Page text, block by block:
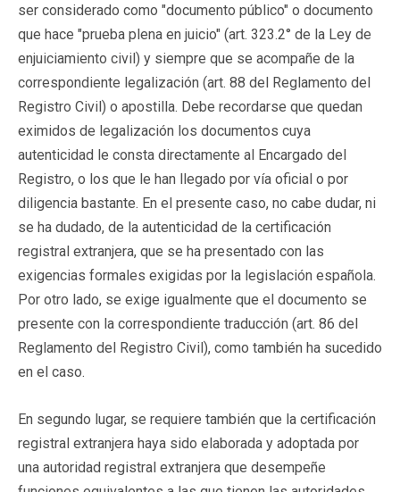
ser considerado como "documento público" o documento
que hace "prueba plena en juicio" (art. 323.2° de la Ley de
enjuiciamiento civil) y siempre que se acompañe de la
correspondiente legalización (art. 88 del Reglamento del
Registro Civil) o apostilla. Debe recordarse que quedan
eximidos de legalización los documentos cuya
autenticidad le consta directamente al Encargado del
Registro, o los que le han llegado por vía oficial o por
diligencia bastante. En el presente caso, no cabe dudar, ni
se ha dudado, de la autenticidad de la certificación
registral extranjera, que se ha presentado con las
exigencias formales exigidas por la legislación española.
Por otro lado, se exige igualmente que el documento se
presente con la correspondiente traducción (art. 86 del
Reglamento del Registro Civil), como también ha sucedido
en el caso.
En segundo lugar, se requiere también que la certificación
registral extranjera haya sido elaborada y adoptada por
una autoridad registral extranjera que desempeñe